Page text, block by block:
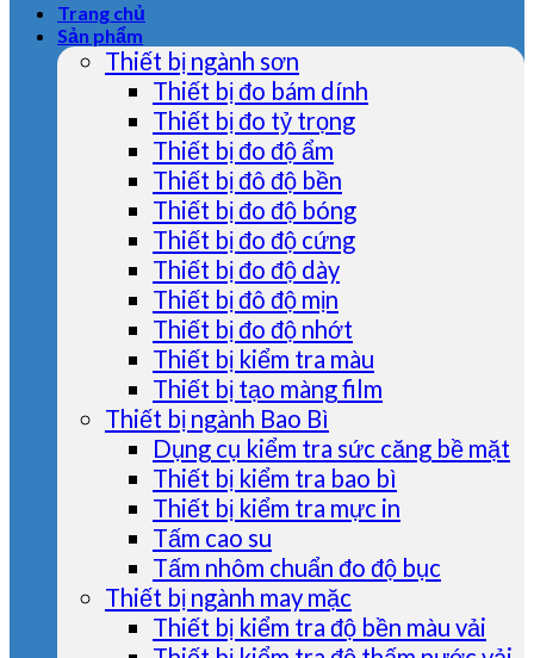
Trang chủ
Sản phẩm
Thiết bị ngành sơn
Thiết bị đo bám dính
Thiết bị đo tỷ trọng
Thiết bị đo độ ẩm
Thiết bị đô độ bền
Thiết bị đo độ bóng
Thiết bị đo độ cứng
Thiết bị đo độ dày
Thiết bị đô độ mịn
Thiết bị đo độ nhớt
Thiết bị kiểm tra màu
Thiết bị tạo màng film
Thiết bị ngành Bao Bì
Dụng cụ kiểm tra sức căng bề mặt
Thiết bị kiểm tra bao bì
Thiết bị kiểm tra mực in
Tấm cao su
Tấm nhôm chuẩn đo độ bục
Thiết bị ngành may mặc
Thiết bị kiểm tra độ bền màu vải